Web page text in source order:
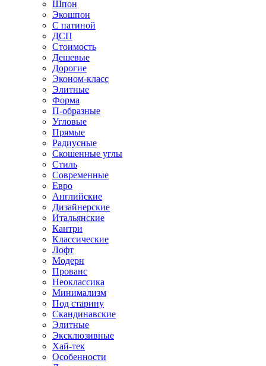
Шпон
Экошпон
С патиной
ДСП
Стоимость
Дешевые
Дорогие
Эконом-класс
Элитные
Форма
П-образные
Угловые
Прямые
Радиусные
Скошенные углы
Стиль
Современные
Евро
Английские
Дизайнерские
Итальянские
Кантри
Классические
Лофт
Модерн
Прованс
Неоклассика
Минимализм
Под старину
Скандинавские
Элитные
Эксклюзивные
Хай-тек
Особенности